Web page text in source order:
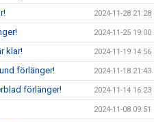
2024-11-28 21:28
2024-11-25 19:00
klar! 2024-11-19 14:56
förlänger! 2024-11-18 21:43
förlänger! 2024-11-14 16:23
2024-11-08 09:51